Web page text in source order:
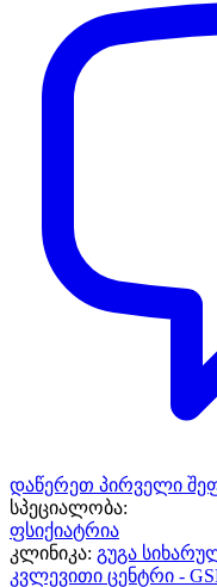
დაწერეთ პირველი
სპეციალობა:
ფსიქიატრია
კლინიკა: გუგა
კვლევითი ცენტრი -